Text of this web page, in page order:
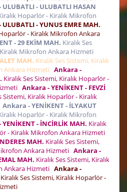
- ULUBATLI HASAN
Hoparlör - Kiralık Mikrofon
- YUNUS EMRE MAH.
- Kiralık Mikrofon Ankara
- 29 EKİM MAH. Kiralık Ses
Mikrofon Ankara Hizmeti
MAH. Kiralık Ses Sistemi, Kiralık
Ankara Hizmeti Ankara -
Kiralık Ses Sistemi, Kiralık Hoparlör -
Ankara - YENİKENT - FEVZİ
Sistemi, Kiralık Hoparlör - Kiralık
Ankara - YENİKENT - İLYAKUT
Hoparlör - Kiralık Mikrofon
- İNCİRLİK MAH. Kiralık
- Kiralık Mikrofon Ankara Hizmeti
MAH. Kiralık Ses Sistemi,
Ankara Hizmeti Ankara -
MAH. Kiralık Ses Sistemi, Kiralık
Ankara Hizmeti Ankara -
Kiralık Ses Sistemi, Kiralık Hoparlör -